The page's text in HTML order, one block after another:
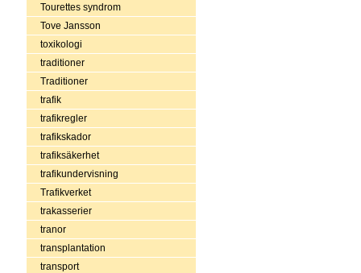
Tourettes syndrom
Tove Jansson
toxikologi
traditioner
Traditioner
trafik
trafikregler
trafikskador
trafiksäkerhet
trafikundervisning
Trafikverket
trakasserier
tranor
transplantation
transport